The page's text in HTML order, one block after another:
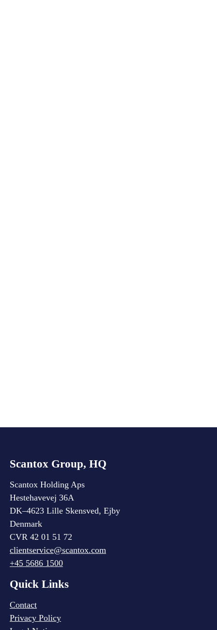
Scantox Group, HQ
Scantox Holding Aps
Hestehavevej 36A
DK–4623 Lille Skensved, Ejby
Denmark
CVR 42 01 51 72
clientservice@scantox.com
+45 5686 1500
Quick Links
Contact
Privacy Policy